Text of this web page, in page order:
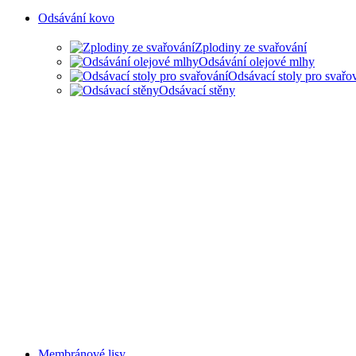
Odsávání kovo
Zplodiny ze svařování
Odsávání olejové mlhy
Odsávací stoly pro
Odsávací stěny